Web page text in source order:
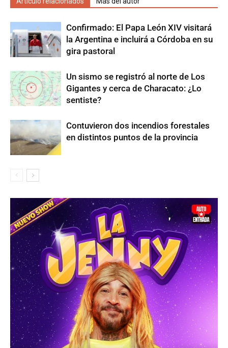
Confirmado: El Papa León XIV visitará
la Argentina e incluirá a Córdoba en su
gira pastoral
Un sismo se registró al norte de Los
Gigantes y cerca de Characato: ¿Lo
sentiste?
Contuvieron dos incendios forestales
en distintos puntos de la provincia